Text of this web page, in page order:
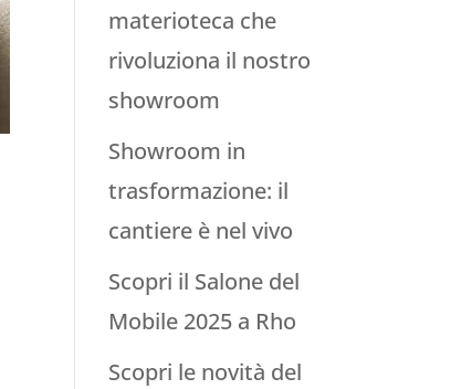
materioteca che
rivoluziona il nostro
showroom
Showroom in
trasformazione: il
cantiere è nel vivo
Scopri il Salone del
Mobile 2025 a Rho
Scopri le novità del